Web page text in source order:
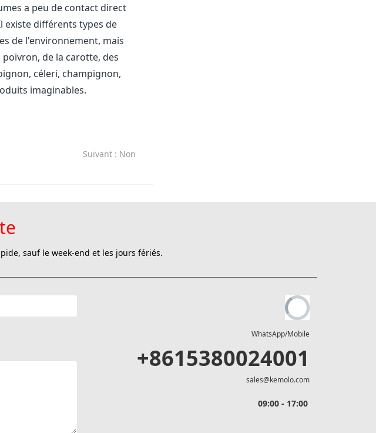
a peu de contact direct
existe différents types de
de l'environnement, mais
de la carotte, des
céleri, champignon,
imaginables.
Suivant : Non
sauf le week-end et les jours fériés.
WhatsApp/Mobile
+8615380024001
sales@kemolo.com
09:00 - 17:00